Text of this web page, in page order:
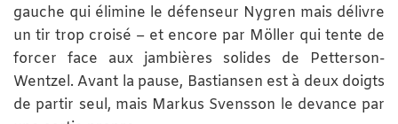
gauche qui élimine le défenseur Nygren mais délivre
un tir trop croisé – et encore par Möller qui tente de
forcer face aux jambières solides de Petterson-
Wentzel. Avant la pause, Bastiansen est à deux doigts
de partir seul, mais Markus Svensson le devance par